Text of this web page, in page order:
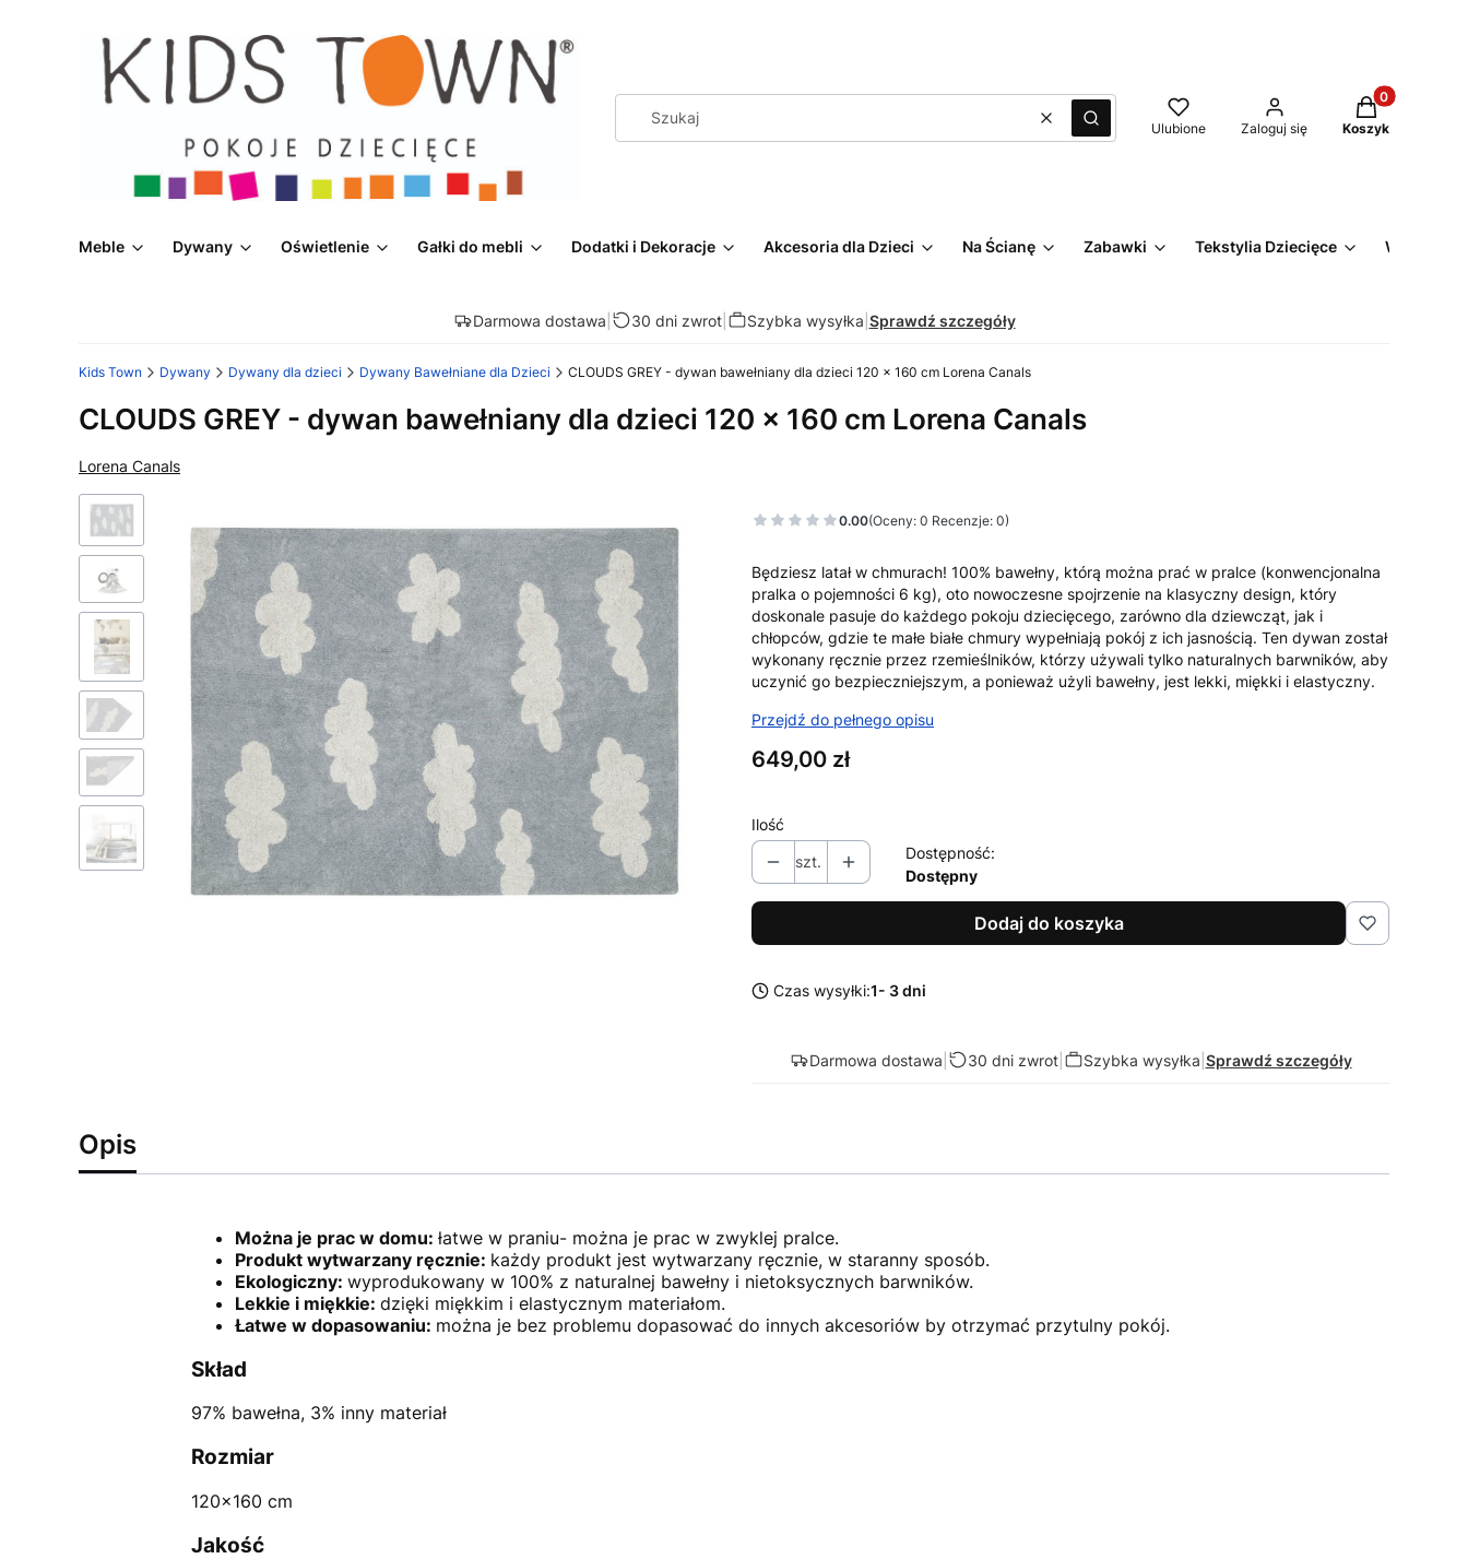
WyczyśćSzukaj Ulubione Zaloguj się
Produkty w
Koszyk
Meble Dywany Oświetlenie Gałki do mebli Dodatki i Dekoracje Akcesoria dla Dzieci Na Ścianę Zabawki Tekstylia Dziecięce
Darmowa dostawa 30 dni zwrot| Szybka wysyłka Sprawdź szczegóły
Kids Town Dywany Dywany dla dzieci Dywany Bawełniane dla Dzieci CLOUDS GREY - dywan bawełniany dla dzieci 120 x 160 cm Lorena Canals
CLOUDS GREY - dywan bawełniany dla dzieci 120 x 160 cm Lorena Canals
Lorena Canals
0.00(Oceny: 0 Recenzje: 0)
Będziesz latał w chmurach! 100% bawełny, którą można prać w pralce (konwencjonalna
pralka o pojemności 6 kg), oto nowoczesne spojrzenie na klasyczny design, który
doskonale pasuje do każdego pokoju dziecięcego, zarówno dla dziewcząt, jak i
chłopców, gdzie te małe białe chmury wypełniają pokój z ich jasnością. Ten dywan został
wykonany ręcznie przez rzemieślników, którzy używali tylko naturalnych barwników, aby
uczynić go bezpieczniejszym, a ponieważ użyli bawełny, jest lekki, miękki i elastyczny.
Przejdź do pełnego opisu
Cena
649,00 zł
Ilość
szt.
Dostępność:
Dostępny
Dodaj do koszyka
Czas wysyłki:1- 3 dni
Darmowa dostawa 30 dni zwrot| Szybka wysyłka Sprawdź szczegóły
Opis
Można je prac w domu: łatwe w praniu- można je prac w zwyklej pralce.
Produkt wytwarzany ręcznie: każdy produkt jest wytwarzany ręcznie, w staranny sposób.
Ekologiczny: wyprodukowany w 100% z naturalnej bawełny i nietoksycznych barwników.
Lekkie i miękkie: dzięki miękkim i elastycznym materiałom.
Łatwe w dopasowaniu: można je bez problemu dopasować do innych akcesoriów by otrzymać przytulny pokój.
Skład
97% bawełna, 3% inny materiał
Rozmiar
120x160 cm
Jakość